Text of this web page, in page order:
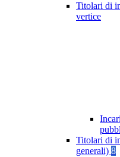
Titolari di
vertice
Titolari di
generali) 8